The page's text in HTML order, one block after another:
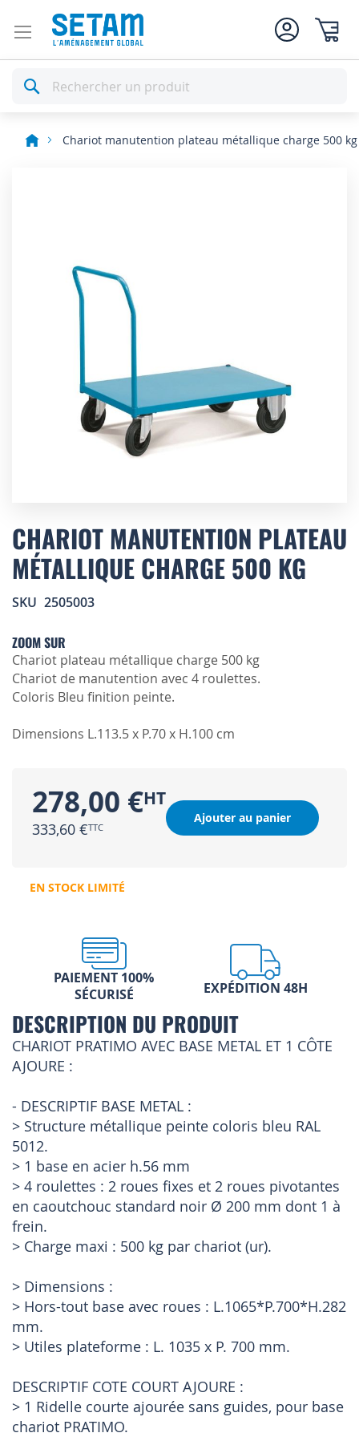
Rechercher
Chariot manutention plateau métallique charge 500 kg
to
the
beginning
of
images
CHARIOT MANUTENTION PLATEAU
MÉTALLIQUE CHARGE 500 KG
SKU 2505003
ZOOM SUR
Chariot plateau métallique charge 500 kg
Chariot de manutention avec 4 roulettes.
Coloris Bleu finition peinte.
Dimensions L.113.5 x P.70 x H.100 cm
278,00 €
333,60 €
Ajouter au panier
EN STOCK LIMITÉ
PAIEMENT 100%
SÉCURISÉ
EXPÉDITION 48H
DESCRIPTION DU PRODUIT
CHARIOT PRATIMO AVEC BASE METAL ET 1 CÔTE
AJOURE :
- DESCRIPTIF BASE METAL :
> Structure métallique peinte coloris bleu RAL
5012.
> 1 base en acier h.56 mm
> 4 roulettes : 2 roues fixes et 2 roues pivotantes
en caoutchouc standard noir Ø 200 mm dont 1 à
frein.
> Charge maxi : 500 kg par chariot (ur).
> Dimensions :
> Hors-tout base avec roues : L.1065*P.700*H.282
mm.
> Utiles plateforme : L. 1035 x P. 700 mm.
DESCRIPTIF COTE COURT AJOURE :
> 1 Ridelle courte ajourée sans guides, pour base
chariot PRATIMO.